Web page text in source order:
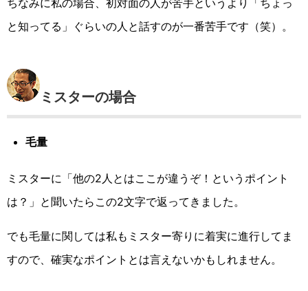
ちなみに私の場合、初対面の人が苦手というより「ちょっ
と知ってる」ぐらいの人と話すのが一番苦手です（笑）。
ミスターの場合
毛量
ミスターに「他の2人とはここが違うぞ！というポイント
は？」と聞いたらこの2文字で返ってきました。
でも毛量に関しては私もミスター寄りに着実に進行してま
すので、確実なポイントとは言えないかもしれません。